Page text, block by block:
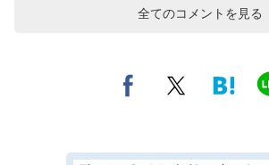
全てのコメントを見る